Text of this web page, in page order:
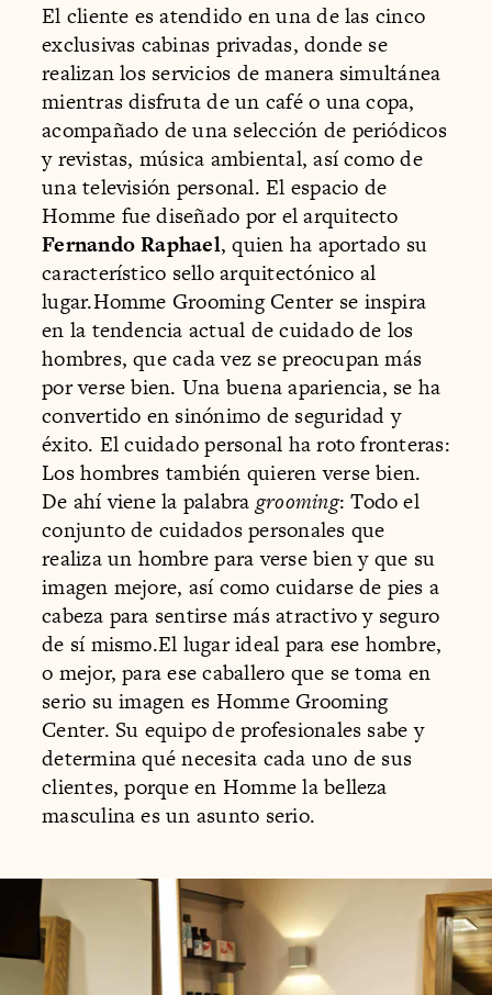
El cliente es atendido en una de las cinco
exclusivas cabinas privadas, donde se
realizan los servicios de manera simultánea
mientras disfruta de un café o una copa,
acompañado de una selección de periódicos
y revistas, música ambiental, así como de
una televisión personal. El espacio de
Homme fue diseñado por el arquitecto
Fernando Raphael, quien ha aportado su
característico sello arquitectónico al
lugar.Homme Grooming Center se inspira
en la tendencia actual de cuidado de los
hombres, que cada vez se preocupan más
por verse bien. Una buena apariencia, se ha
convertido en sinónimo de seguridad y
éxito. El cuidado personal ha roto fronteras:
Los hombres también quieren verse bien.
De ahí viene la palabragrooming: Todo el
conjunto de cuidados personales que
realiza un hombre para verse bien y que su
imagen mejore, así como cuidarse de pies a
cabeza para sentirse más atractivo y seguro
de sí mismo.El lugar ideal para ese hombre,
o mejor, para ese caballero que se toma en
serio su imagen es Homme Grooming
Center. Su equipo de profesionales sabe y
determina qué necesita cada uno de sus
clientes, porque en Homme la belleza
masculina es un asunto serio.